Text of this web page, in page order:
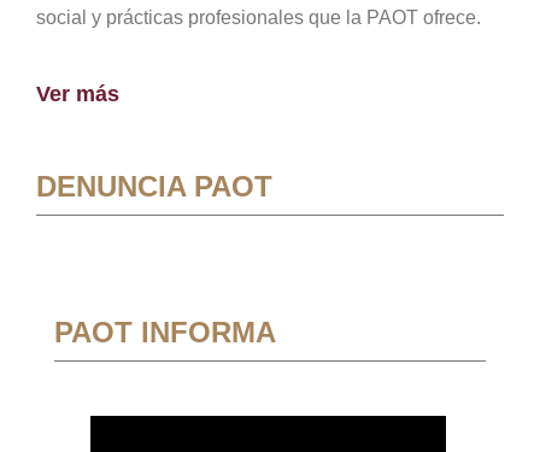
social y prácticas profesionales que la PAOT ofrece.
Ver más
DENUNCIA PAOT
PAOT INFORMA